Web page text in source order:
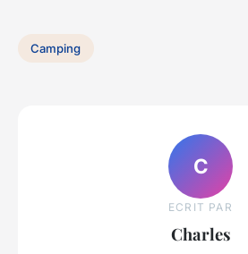
Camping
C
ECRIT PAR
Charles